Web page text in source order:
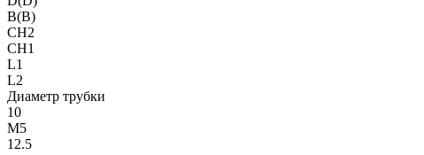
B(B)
CH2
CH1
L1
L2
Диаметр трубки
10
M5
12.5